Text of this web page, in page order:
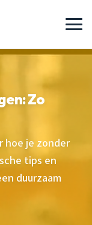
Zo
hoe je zonder
tips en
duurzaam